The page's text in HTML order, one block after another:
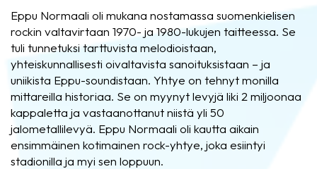
Eppu Normaali oli mukana nostamassa suomenkielisen
rockin valtavirtaan 1970- ja 1980-lukujen taitteessa. Se
tuli tunnetuksi tarttuvista melodioistaan,
yhteiskunnallisesti oivaltavista sanoituksistaan – ja
uniikista Eppu-soundistaan. Yhtye on tehnyt monilla
mittareilla historiaa. Se on myynyt levyjä liki 2 miljoonaa
kappaletta ja vastaanottanut niistä yli 50
jalometallilevyä. Eppu Normaali oli kautta aikain
ensimmäinen kotimainen rock-yhtye, joka esiintyi
stadionilla ja myi sen loppuun.